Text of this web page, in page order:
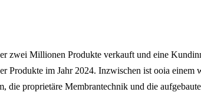
zwei Millionen Produkte verkauft und eine
im Jahr 2024. Inzwischen ist ooia einem
die proprietäre Membrantechnik und die